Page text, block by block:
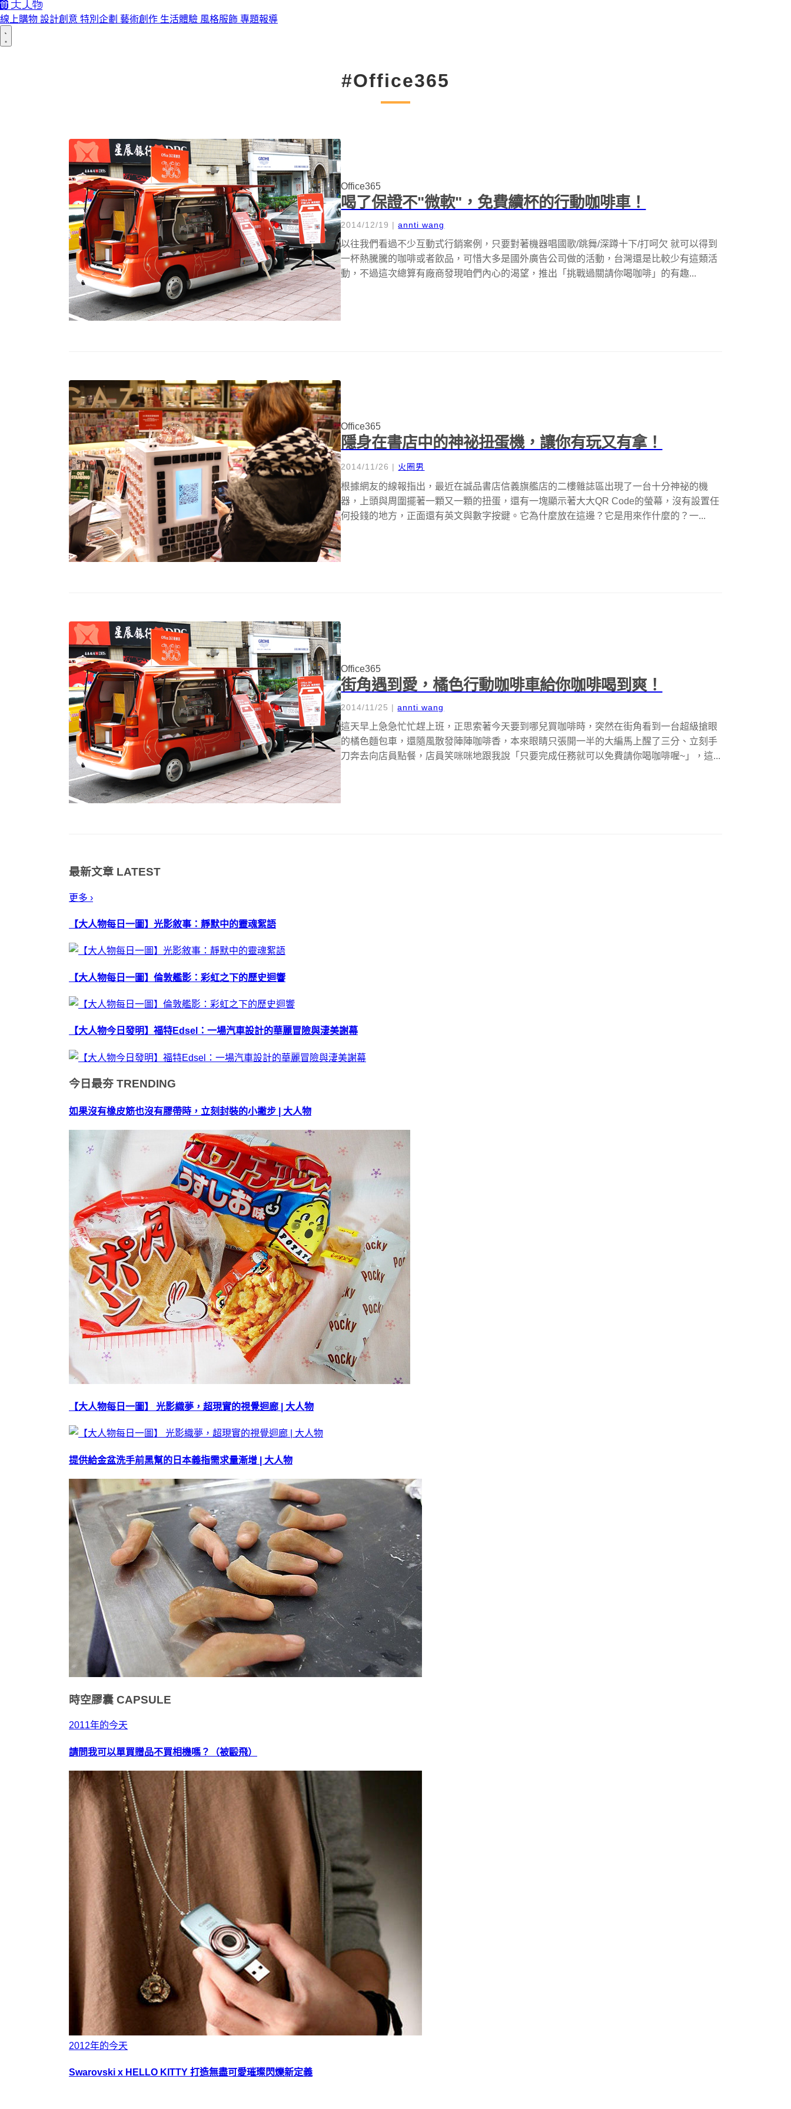
線上購物 設計創意 特別企劃 藝術創作 生活體驗 風格服飾 專題報導
#Office365
Office365
喝了保證不"微軟"，免費續杯的行動咖啡車！
2014/12/19 |annti wang
以往我們看過不少互動式行銷案例，只要對著機器唱國歌/跳舞/深蹲十下/打呵欠 就可以得到
一杯熱騰騰的咖啡或者飲品，可惜大多是國外廣告公司做的活動，台灣還是比較少有這類活
動，不過這次總算有廠商發現咱們內心的渴望，推出「挑戰過關請你喝咖啡」的有趣...
Office365
隱身在書店中的神祕扭蛋機，讓你有玩又有拿！
2014/11/26 | 火圈男
根據網友的線報指出，最近在誠品書店信義旗艦店的二樓雜誌區出現了一台十分神祕的機
器，上頭與周圍擺著一顆又一顆的扭蛋，還有一塊顯示著大大QR Code的螢幕，沒有設置任
何投錢的地方，正面還有英文與數字按鍵。它為什麼放在這邊？它是用來作什麼的？一...
Office365
街角遇到愛，橘色行動咖啡車給你咖啡喝到爽！
2014/11/25 |annti wang
這天早上急急忙忙趕上班，正思索著今天要到哪兒買咖啡時，突然在街角看到一台超級搶眼
的橘色麵包車，還隨風散發陣陣咖啡香，本來眼睛只張開一半的大編馬上醒了三分、立刻手
刀奔去向店員點餐，店員笑咪咪地跟我說「只要完成任務就可以免費請你喝咖啡喔~」，這...
最新文章 LATEST
更多 ›
【大人物每日一圖】光影敘事：靜默中的靈魂絮語
【大人物每日一圖】倫敦艦影：彩虹之下的歷史迴響
【大人物今日發明】福特Edsel：一場汽車設計的華麗冒險與淒美謝幕
今日最夯 TRENDING
如果沒有橡皮筋也沒有膠帶時，立刻封裝的小撇步 | 大人物
【大人物每日一圖】 光影織夢，超現實的視覺迴廊 | 大人物
提供給金盆洗手前黑幫的日本義指需求量漸增 | 大人物
時空膠囊 CAPSULE
2011年的今天
請問我可以單買贈品不買相機嗎？（被毆飛）
2012年的今天
Swarovski x HELLO KITTY 打造無盡可愛璀璨閃爍新定義